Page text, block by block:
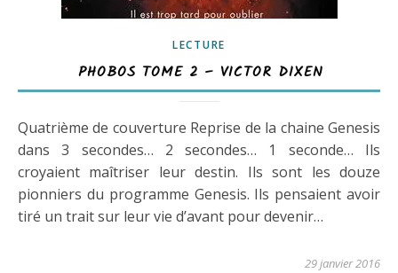
LECTURE
PHOBOS TOME 2 – VICTOR DIXEN
Quatrième de couverture Reprise de la chaine Genesis
dans 3 secondes… 2 secondes… 1 seconde… Ils
croyaient maîtriser leur destin. Ils sont les douze
pionniers du programme Genesis. Ils pensaient avoir
tiré un trait sur leur vie d’avant pour devenir…
29 janvier 2016